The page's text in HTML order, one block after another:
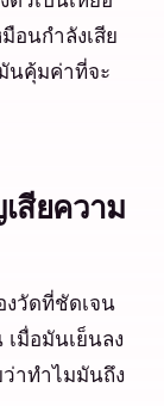
อนกำลังเสีย
นคุ้มค่าที่จะ
สียความ
งวัดที่ชัดเจน
มื่อมันเย็นลง
าทำไมมันถึง